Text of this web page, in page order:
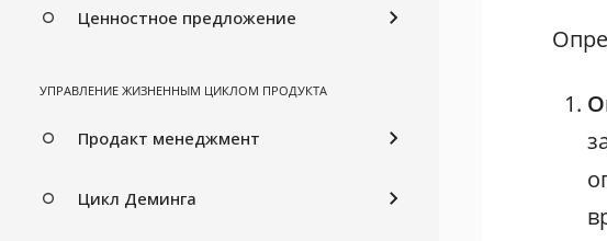
Ценностное предложение
УПРАВЛЕНИЕ ЖИЗНЕННЫМ ЦИКЛОМ ПРОДУКТА
Продакт менеджмент
Цикл Деминга